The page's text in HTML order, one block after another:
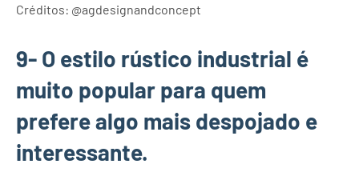
Créditos: @agdesignandconcept
9- O estilo rústico industrial é
muito popular para quem
prefere algo mais despojado e
interessante.